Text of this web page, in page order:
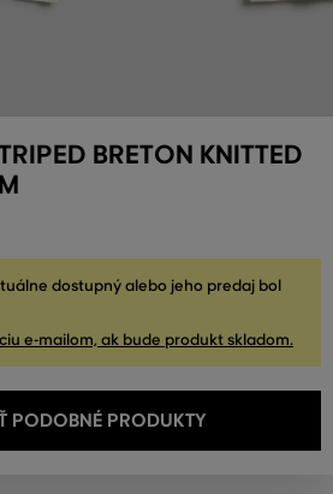
BRETON KNITTED
dostupný alebo jeho predaj bol
e-mailom, ak bude produkt skladom.
PODOBNÉ PRODUKTY